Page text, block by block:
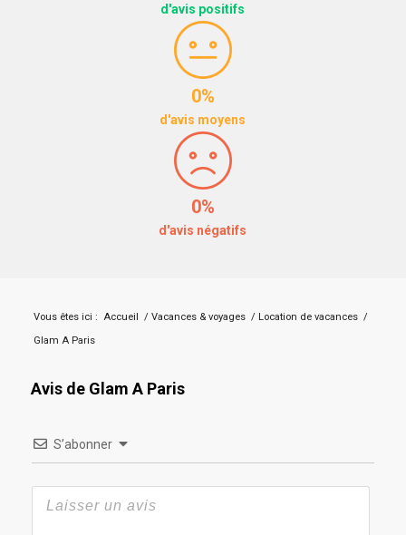
d'avis positifs
0%
d'avis moyens
0%
d'avis négatifs
Vous êtes ici : Accueil / Vacances & voyages / Location de vacances /
Glam A Paris
Avis de Glam A Paris
S’abonner